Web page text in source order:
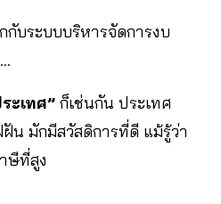
กับระบบบริหารจัดการงบ
ะเทศ” ก็เช่นกัน ประเทศ
น มักมีสวัสดิการที่ดี แม้รู้ว่า
ษีที่สูง